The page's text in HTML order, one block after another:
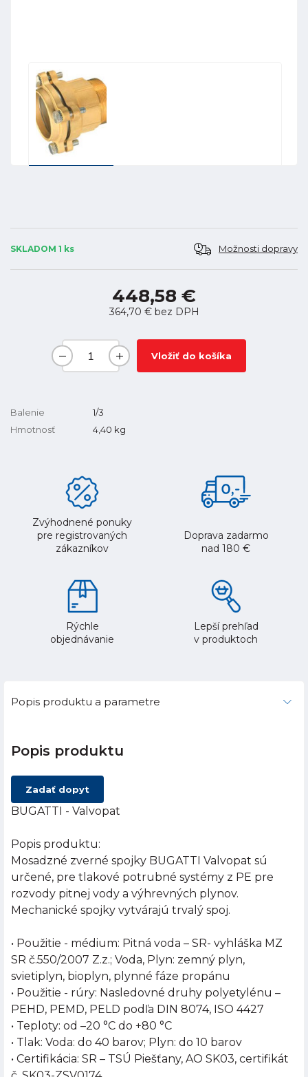
SKLADOM 1 ks Možnosti dopravy
448,58 €
364,70 €bez DPH
Vložiť do košíka
Balenie
1/3
Hmotnosť
4,40 kg
Zvýhodnené ponuky
pre registrovaných
zákazníkov
Doprava zadarmo
nad 180 €
Rýchle
objednávanie
Lepší prehľad
v produktoch
Popis produktu a parametre
Popis produktu
Zadať dopyt
BUGATTI - Valvopat
Popis produktu:
Mosadzné zverné spojky BUGATTI Valvopat sú
určené, pre tlakové potrubné systémy z PE pre
rozvody pitnej vody a výhrevných plynov.
Mechanické spojky vytvárajú trvalý spoj.
• Použitie - médium: Pitná voda – SR- vyhláška MZ
SR č.550/2007 Z.z.; Voda, Plyn: zemný plyn,
svietiplyn, bioplyn, plynné fáze propánu
• Použitie - rúry: Nasledovné druhy polyetylénu –
PEHD, PEMD, PELD podľa DIN 8074, ISO 4427
• Teploty: od –20 °C do +80 °C
• Tlak: Voda: do 40 barov; Plyn: do 10 barov
• Certifikácia: SR – TSÚ Piešťany, AO SK03, certifikát